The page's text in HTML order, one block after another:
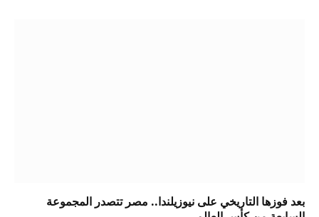
بعد فوزها التاريخي على نيوزيلندا.. مصر تتصدر المجموعة